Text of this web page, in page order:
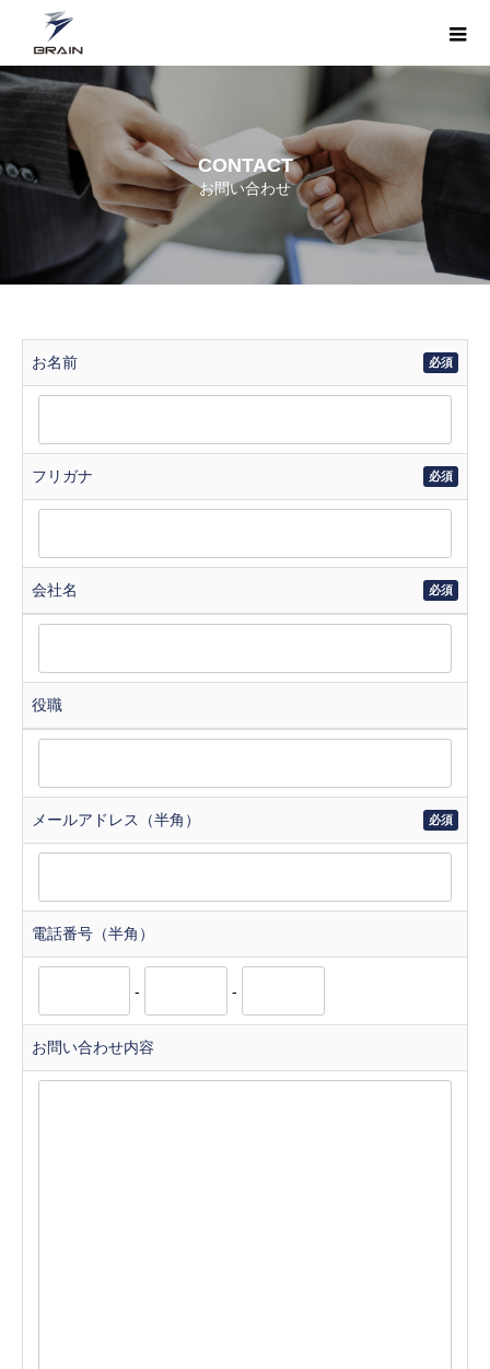
CONTACT
お問い合わせ
お名前 必須
フリガナ 必須
会社名 必須
役職
メールアドレス（半角） 必須
電話番号（半角）
- -
お問い合わせ内容